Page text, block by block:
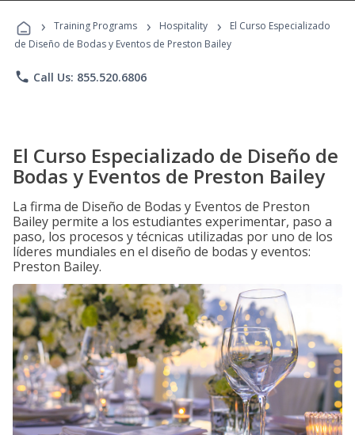
Programs
› Training Programs › Hospitality ›
El Curso Especializado
de Diseño de Bodas y Eventos de Preston Bailey
phone Call Us: 855.520.6806
El Curso Especializado de Diseño de
Bodas y Eventos de Preston Bailey
La firma de Diseño de Bodas y Eventos de Preston
Bailey permite a los estudiantes experimentar, paso a
paso, los procesos y técnicas utilizadas por uno de los
líderes mundiales en el diseño de bodas y eventos:
Preston Bailey.